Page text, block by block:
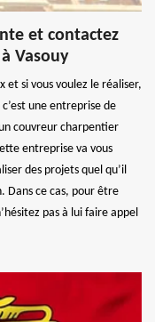
et contactez
Vasouy
et si vous voulez le réaliser,
une entreprise de
couvreur charpentier
entreprise va vous
des projets quel qu’il
Dans ce cas, pour être
pas à lui faire appel